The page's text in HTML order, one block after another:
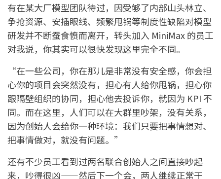
有在某大厂模型团队待过，因受够了内部山头林立、
争抢资源、安插眼线、频繁甩锅等制度性缺陷对模型
研发并不断蚕食愤而离开，转头加入 MiniMax 的员工
对我说，你其实可以很快发现这里完全不同。
“在一些公司，你在那儿是非常没有安全感，你会担
心你的项目会突然没有，担心有人给你甩锅，担心你
跟隔壁组织的协同，担心他去投诉你，就因为 KPI 不
同。而在这里，人们可以在大群里吵架，没有关系，
因为创始人会给你一种环境：我们只要把事情想对、
把事情做对，就没有问题。”
还有不少员工看到过两名联合创始人之间直接吵起
来，吵得很凶——然后下一个会，两人继续正常干